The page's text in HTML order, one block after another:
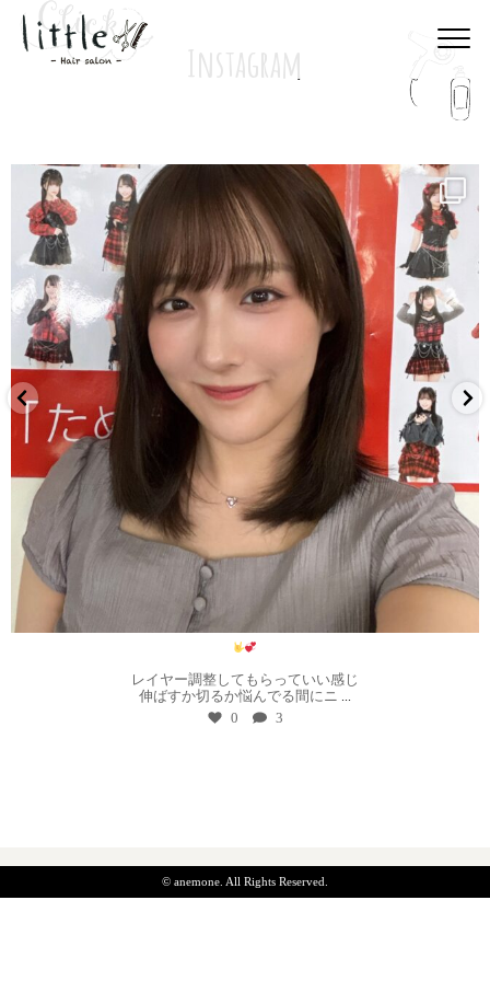
Instagram
レイヤー調整してもらっていい感じ
伸ばすか切るか悩んでる間にニ ...
0 3
© anemone. All Rights Reserved.